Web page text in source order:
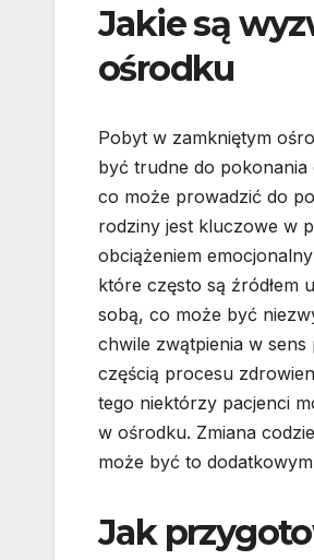
Jakie są
ośrodku
Pobyt w zamkniętym
być trudne do pokonania
co może prowadzić do
rodziny jest kluczowe w
obciążeniem
które często są źródłem
sobą, co może być
chwile zwątpienia w sens
częścią procesu
tego niektórzy pacjenci
w ośrodku. Zmiana
może być to
Jak